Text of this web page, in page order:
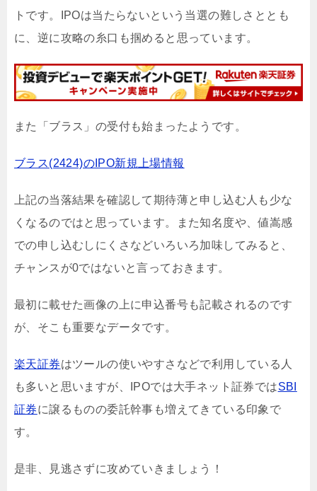
トです。IPOは当たらないという当選の難しさととも
に、逆に攻略の糸口も掴めると思っています。
また「ブラス」の受付も始まったようです。
ブラス(2424)のIPO新規上場情報
上記の当落結果を確認して期待薄と申し込む人も少な
くなるのではと思っています。また知名度や、値嵩感
での申し込むしにくさなどいろいろ加味してみると、
チャンスが0ではないと言っておきます。
最初に載せた画像の上に申込番号も記載されるのです
が、そこも重要なデータです。
楽天証券はツールの使いやすさなどで利用している人
も多いと思いますが、IPOでは大手ネット証券ではSBI
証券に譲るものの委託幹事も増えてきている印象で
す。
是非、見逃さずに攻めていきましょう！